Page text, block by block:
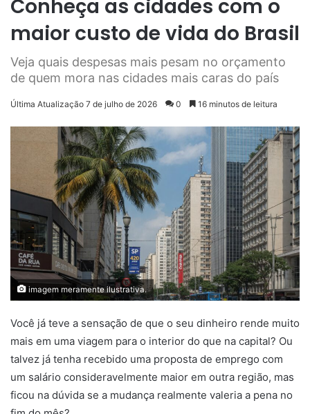
Conheça as cidades com o
maior custo de vida do Brasil
Veja quais despesas mais pesam no orçamento
de quem mora nas cidades mais caras do país
Última Atualização 7 de julho de 2026 0 16 minutos de leitura
imagem meramente ilustrativa.
Você já teve a sensação de que o seu dinheiro rende muito
mais em uma viagem para o interior do que na capital? Ou
talvez já tenha recebido uma proposta de emprego com
um salário consideravelmente maior em outra região, mas
ficou na dúvida se a mudança realmente valeria a pena no